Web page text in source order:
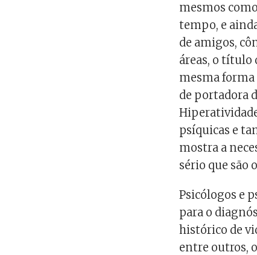
mesmos
tempo, e
de amigos,
áreas, o título
mesma forma
de portadora
psíquicas e
mostra a
sério que são
Psicólogos e
para o
histórico de
entre outros,